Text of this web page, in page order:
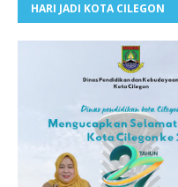
HARI JADI KOTA CILEGON